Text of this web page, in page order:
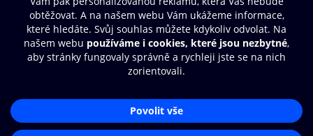
Další zábava
© O2 Czech Republic a.s.
Zásady zpracování osobních údajůAplikace O2 Knihovna